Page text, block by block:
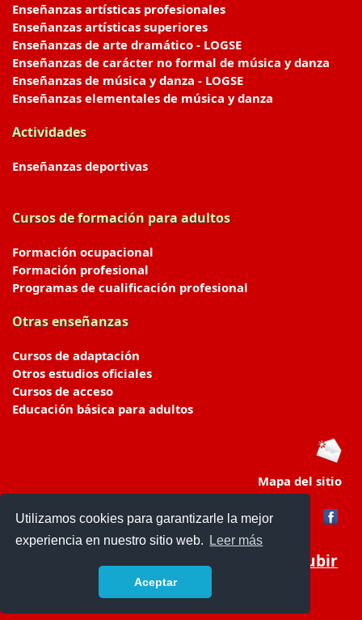
Utilizamos cookies para garantizarle la mejor
experiencia en nuestro sitio web.
Leer más
Aceptar
Enseñanzas artísticas profesionales
Enseñanzas artísticas superiores
Enseñanzas de arte dramático - LOGSE
Enseñanzas de carácter no formal de música y danza
Enseñanzas de música y danza - LOGSE
Enseñanzas elementales de música y danza
Actividades
Enseñanzas deportivas
Cursos de formación para adultos
Formación ocupacional
Formación profesional
Programas de cualificación profesional
Otras enseñanzas
Cursos de adaptación
Otros estudios oficiales
Cursos de acceso
Educación básica para adultos
Mapa del sitio
Subir